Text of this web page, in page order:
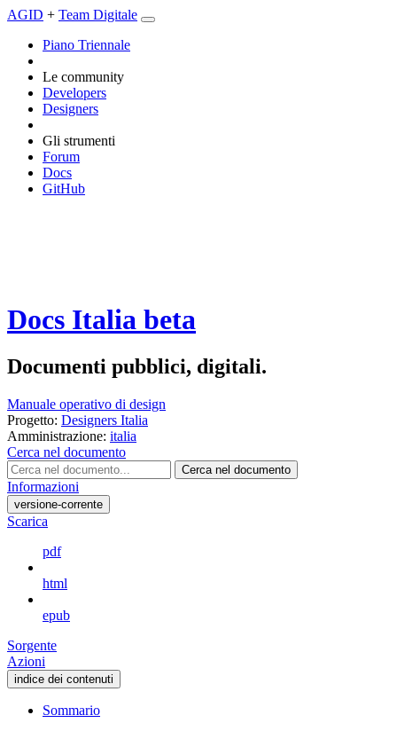
AGID + Team Digitale
Piano Triennale
Le community
Developers
Designers
Gli strumenti
Forum
Docs
GitHub
Docs Italia beta
Documenti pubblici, digitali.
Manuale operativo di design
Progetto: Designers Italia
Amministrazione: italia
Cerca nel documento
Cerca nel documento
Informazioni
versione-corrente
Scarica
pdf
html
epub
Sorgente
Azioni
indice dei contenuti
Sommario